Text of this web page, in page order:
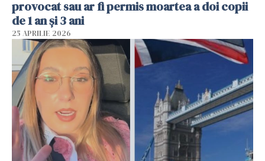
provocat sau ar fi permis moartea a doi copii
de 1 an și 3 ani
25 APRILIE 2026